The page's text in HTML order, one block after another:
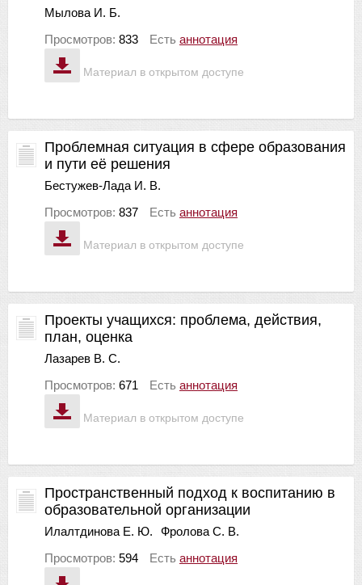
Материал в открытом доступе
Мылова И. Б.
Просмотров: 833 Есть аннотация
Материал в открытом доступе
Проблемная ситуация в сфере образования
и пути её решения
Бестужев-Лада И. В.
Просмотров: 837 Есть аннотация
Материал в открытом доступе
Проекты учащихся: проблема, действия,
план, оценка
Лазарев В. С.
Просмотров: 671 Есть аннотация
Пространственный подход к воспитанию в
образовательной организации
Илалтдинова Е. Ю.
Фролова С. В.
Просмотров: 594 Есть аннотация